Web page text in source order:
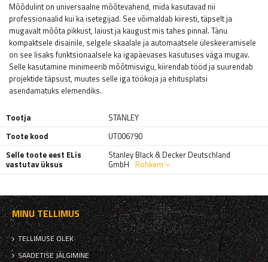
Mõõdulint on universaalne mõõtevahend, mida kasutavad nii
professionaalid kui ka isetegijad. See võimaldab kiiresti, täpselt ja
mugavalt mõõta pikkust, laiust ja kaugust mis tahes pinnal. Tänu
kompaktsele disainile, selgele skaalale ja automaatsele üleskeeramisele
on see lisaks funktsionaalsele ka igapäevases kasutuses väga mugav.
Selle kasutamine minimeerib mõõtmisvigu, kiirendab tööd ja suurendab
projektide täpsust, muutes selle iga töökoja ja ehitusplatsi
asendamatuks elemendiks.
Tootja
STANLEY
Toote kood
UT006790
Selle toote eest ELis
vastutav üksus
Stanley Black & Decker Deutschland
GmbH Rohkem
MINU TELLIMUS
TELLIMUSE OLEK
SAADETISE JÄLGIMINE